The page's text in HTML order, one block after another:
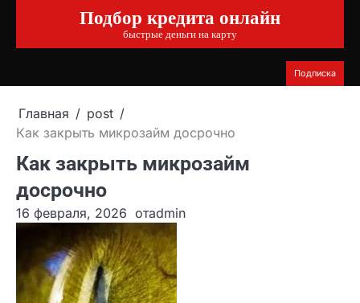
содержимому
Подбор кредита онлайн
быстрые деньги на карту
Подписка
Главная
post
Как закрыть микрозайм досрочно
Как закрыть микрозайм
досрочно
16 февраля, 2026 отadmin